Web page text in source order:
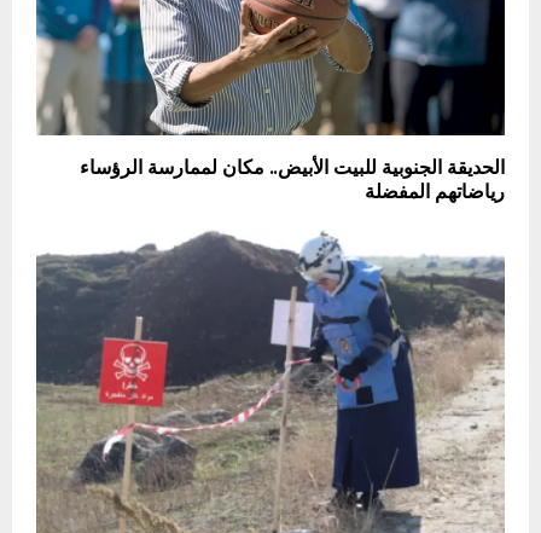
الحديقة الجنوبية للبيت الأبيض.. مكان لممارسة الرؤساء
رياضاتهم المفضلة